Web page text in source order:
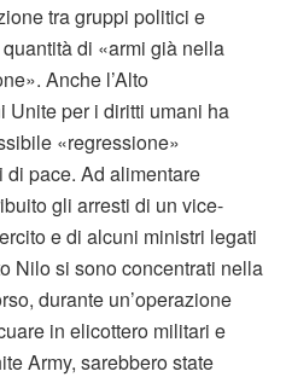
tra gruppi politici e
di «armi già nella
Anche l’Alto
per i diritti umani ha
«regressione»
di pace. Ad alimentare
gli arresti di un vice-
e di alcuni ministri legati
Nilo si sono concentrati nella
durante un’operazione
in elicottero militari e
Army, sarebbero state